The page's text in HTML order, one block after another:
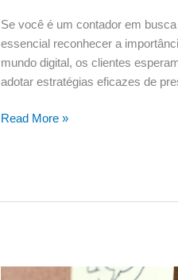
Se você é um contador em
essencial reconhecer a
mundo digital, os clientes
adotar estratégias eficazes de
Read More »